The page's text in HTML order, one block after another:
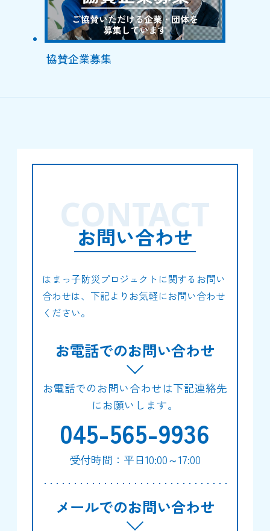
協賛企業募集
お問い合わせ
CONTACT
はまっ子防災プロジェクトに関するお問い
合わせは、下記よりお気軽にお問い合わせ
ください。
お電話でのお問い合わせ
お電話でのお問い合わせは下記連絡先
にお願いします。
045-565-9936
受付時間：平日10:00～17:00
メールでのお問い合わせ